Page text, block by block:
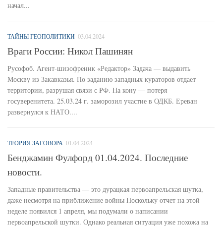
начал...
ТАЙНЫ ГЕОПОЛИТИКИ 03.04.2024
Враги России: Никол Пашинян
Русофоб. Агент-шизофреник «Редактор» Задача — выдавить
Москву из Закавказья. По заданию западных кураторов отдает
территории, разрушая связи с РФ. На кону — потеря
госуверенитета. 25.03.24 г. заморозил участие в ОДКБ. Ереван
развернулся к НАТО....
ТЕОРИЯ ЗАГОВОРА 01.04.2024
Бенджамин Фулфорд 01.04.2024. Последние
новости.
Западные правительства — это дурацкая первоапрельская шутка,
даже несмотря на приближение войны Поскольку отчет на этой
неделе появился 1 апреля, мы подумали о написании
первоапрельской шутки. Однако реальная ситуация уже похожа на